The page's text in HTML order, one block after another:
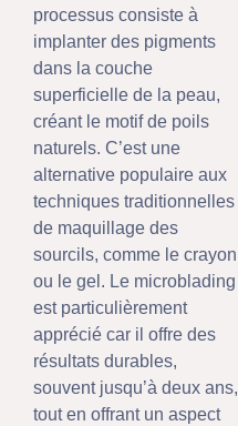
processus consiste à
implanter des pigments
dans la couche
superficielle de la peau,
créant le motif de poils
naturels. C’est une
alternative populaire aux
techniques traditionnelles
de maquillage des
sourcils, comme le crayon
ou le gel. Le microblading
est particulièrement
apprécié car il offre des
résultats durables,
souvent jusqu’à deux ans,
tout en offrant un aspect